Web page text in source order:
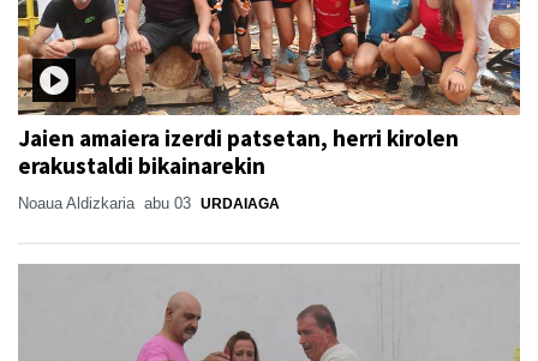
Jaien amaiera izerdi patsetan, herri kirolen
erakustaldi bikainarekin
Noaua Aldizkaria abu 03 URDAIAGA